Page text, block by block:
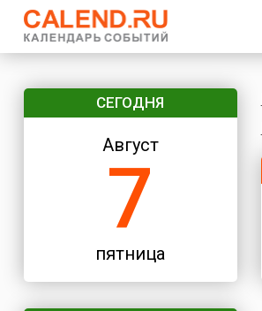
СЕГОДНЯ
Август
7
пятница